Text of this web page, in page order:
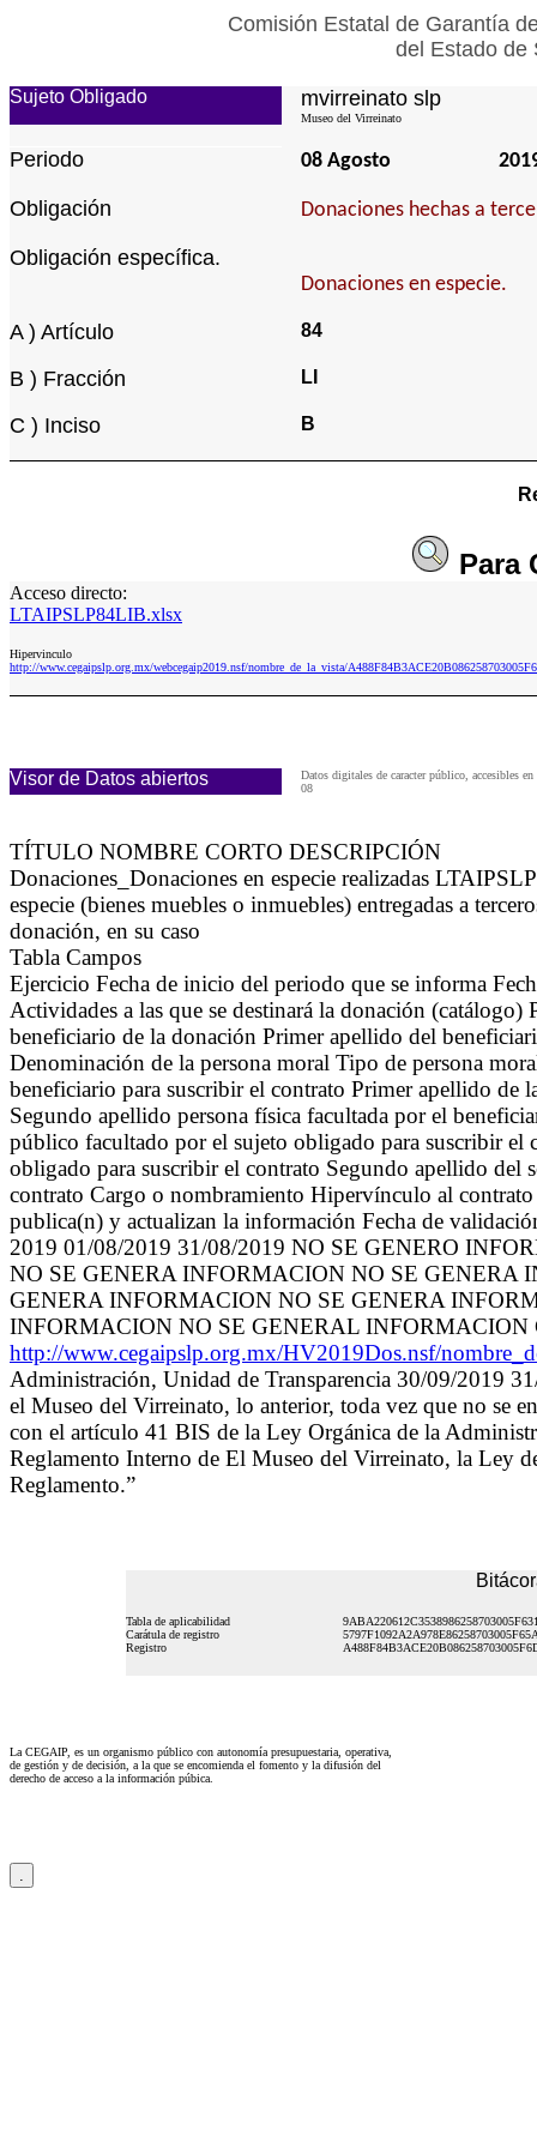
Comisión Estatal de Garantía
del Estado de
Sujeto Obligado mvirreinato slp
Museo del Virreinato
Periodo 08 Agosto
Obligación Donaciones hechas a
Obligación específica.
Donaciones en especie.
A ) Artículo 84
B ) Fracción LI
C ) Inciso B
Para
Acceso directo:
LTAIPSLP84LIB.xlsx
Hipervinculo
http://www.cegaipslp.org.mx/webcegaip2019.nsf/nombre_de_la_vista/
Visor de Datos abiertos
Datos digitales de caracter público, accesibles
08
TÍTULO NOMBRE CORTO DESCRIPCIÓN
Donaciones_Donaciones en especie realizadas
especie (bienes muebles o inmuebles) entregadas a
donación, en su caso
Tabla Campos
Ejercicio Fecha de inicio del periodo que se informa
Actividades a las que se destinará la donación
beneficiario de la donación Primer apellido del
Denominación de la persona moral Tipo de persona
beneficiario para suscribir el contrato Primer apellido de
Segundo apellido persona física facultada por el
público facultado por el sujeto obligado para suscribir
obligado para suscribir el contrato Segundo apellido
contrato Cargo o nombramiento Hipervínculo al
publica(n) y actualizan la información Fecha de
2019 01/08/2019 31/08/2019 NO SE GENERO
NO SE GENERA INFORMACION NO SE GENERA
GENERA INFORMACION NO SE GENERA
INFORMACION NO SE GENERAL
http://www.cegaipslp.org.mx/HV2019Dos.nsf/
Administración, Unidad de Transparencia 30/09/2019
el Museo del Virreinato, lo anterior, toda vez que no se
con el artículo 41 BIS de la Ley Orgánica de la
Reglamento Interno de El Museo del Virreinato, la Ley
Reglamento.”
Tabla de aplicabilidad
Carátula de registro
Registro
La CEGAIP, es un organismo público con autonomía presupuestaria, operativa,
de gestión y de decisión, a la que se encomienda el fomento y la difusión del
derecho de acceso a la información púbica.